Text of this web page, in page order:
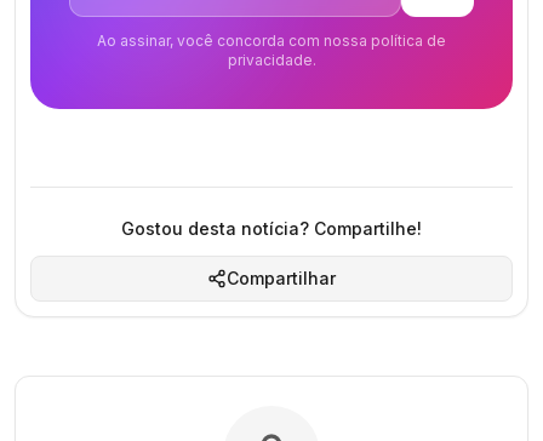
Ao assinar, você concorda com nossa política de
privacidade.
Gostou desta notícia? Compartilhe!
Compartilhar